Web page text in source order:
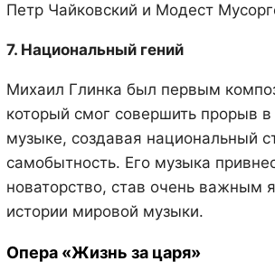
Петр Чайковский и Модест
7. Национальный гений
Михаил Глинка был первым
который смог совершить прорыв в
музыке, создавая национальный
самобытность. Его музыка
новаторство, став очень важным
истории мировой музыки.
Опера «Жизнь за царя»